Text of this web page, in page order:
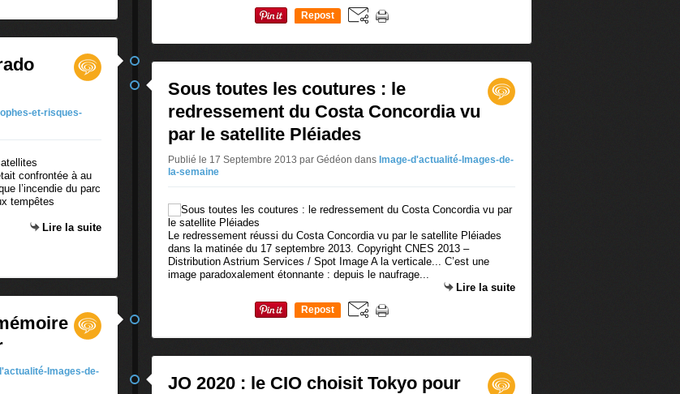
et-risques-
confrontée à au
l’incendie du parc
tempêtes
Lire la suite
Images-de-
Repost
Sous toutes les coutures : le
redressement du Costa Concordia vu
par le satellite Pléiades
Publié le 17 Septembre 2013 par Gédéon dans Image-d'actualité-Images-de-
la-semaine
Le redressement réussi du Costa Concordia vu par le satellite Pléiades
dans la matinée du 17 septembre 2013. Copyright CNES 2013 –
Distribution Astrium Services / Spot Image A la verticale... C’est une
image paradoxalement étonnante : depuis le naufrage...
Lire la suite
Repost
JO 2020 : le CIO choisit Tokyo pour